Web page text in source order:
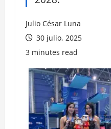
Julio César Luna
30 julio, 2025
3 minutes read